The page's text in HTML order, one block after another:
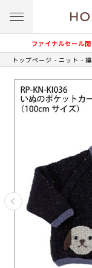
ファイナルセール
トップページ ニット